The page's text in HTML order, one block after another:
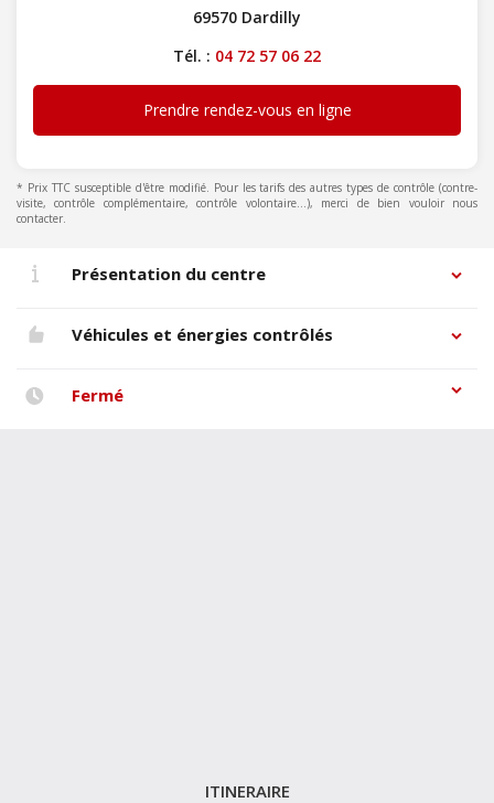
69570 Dardilly
Tél. : 04 72 57 06 22
Prendre rendez-vous en ligne
* Prix TTC susceptible d'être modifié. Pour les tarifs des autres types de contrôle (contre-
visite, contrôle complémentaire, contrôle volontaire...), merci de bien vouloir nous
contacter.
Présentation du centre
Véhicules et énergies contrôlés
Fermé
ITINERAIRE